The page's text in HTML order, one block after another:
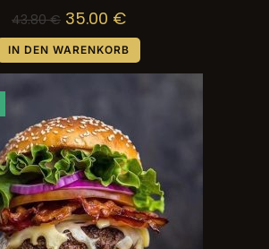
43.80€ 35.00 €
IN DEN WARENKORB